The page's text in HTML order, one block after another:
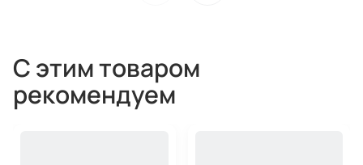
С этим товаром
рекомендуем